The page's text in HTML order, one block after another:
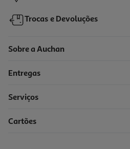
Trocas e Devoluções
Sobre a Auchan
Entregas
Serviços
Cartões